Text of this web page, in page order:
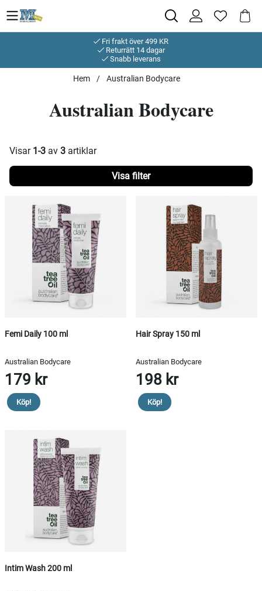
Fri frakt över 499 KR
Returrätt 14 dagar
Snabb leverans
Hem Australian Bodycare
Australian Bodycare
Visar 1-3 av 3 artiklar
Filtrera
Femi Daily 100 ml
Australian Bodycare
179 kr
Köp!
Hair Spray 150 ml
Australian Bodycare
198 kr
Köp!
Intim Wash 200 ml